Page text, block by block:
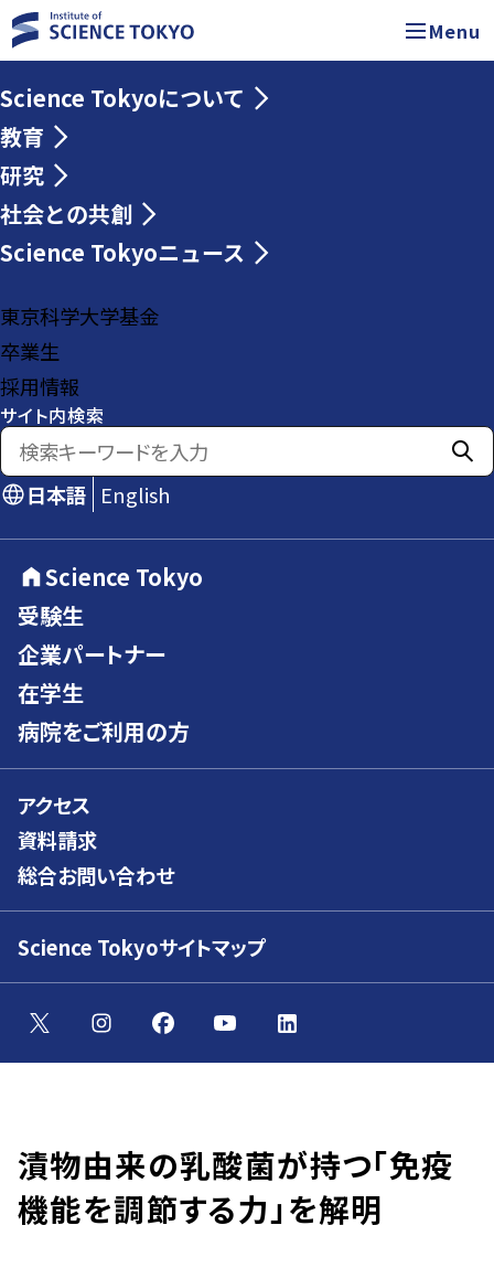
Menu
Science Tokyoについて
教育
研究
社会との共創
Science Tokyoニュース
東京科学大学基金
卒業生
採用情報
サイト内検索
日本語 English
Science Tokyo
受験生
企業パートナー
在学生
病院をご利用の方
アクセス
資料請求
総合お問い合わせ
Science Tokyoサイトマップ
漬物由来の乳酸菌が持つ「免疫
機能を調節する力」を解明